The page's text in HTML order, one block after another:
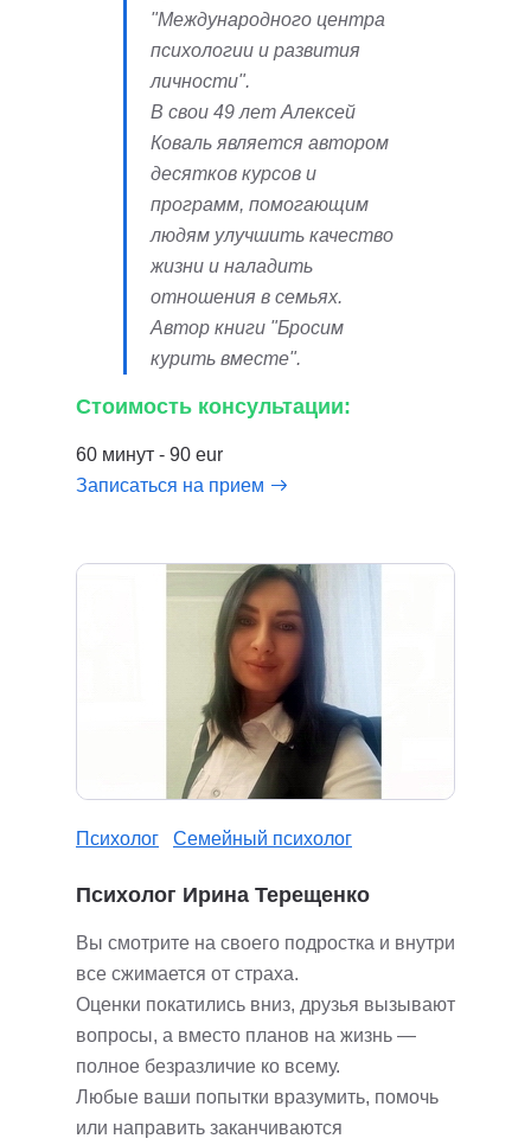
"Международного центра
психологии и развития
личности".
В свои 49 лет Алексей
Коваль является автором
десятков курсов и
программ, помогающим
людям улучшить качество
жизни и наладить
отношения в семьях.
Автор книги "Бросим
курить вместе".
Стоимость консультации:
60 минут - 90 eur
Записаться на прием
Психолог Семейный психолог
Психолог Ирина Терещенко
Вы смотрите на своего подростка и внутри
все сжимается от страха.
Оценки покатились вниз, друзья вызывают
вопросы, а вместо планов на жизнь —
полное безразличие ко всему.
Любые ваши попытки вразумить, помочь
или направить заканчиваются